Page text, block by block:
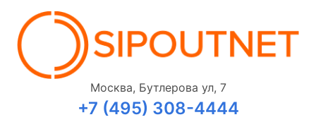
Москва, Бутлерова ул, 7
+7 (495) 308-4444